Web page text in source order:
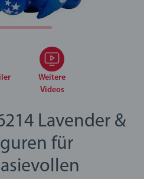
Weitere
Videos
Lavender &
für